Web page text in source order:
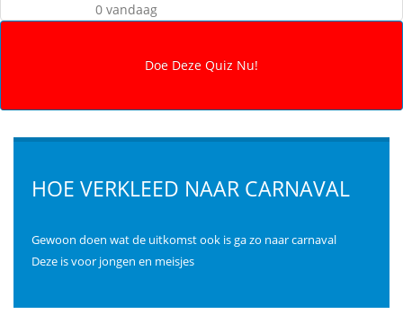
0 vandaag
HOE VERKLEED NAAR CARNAVAL
Gewoon doen wat de uitkomst ook is ga zo naar carnaval
Deze is voor jongen en meisjes